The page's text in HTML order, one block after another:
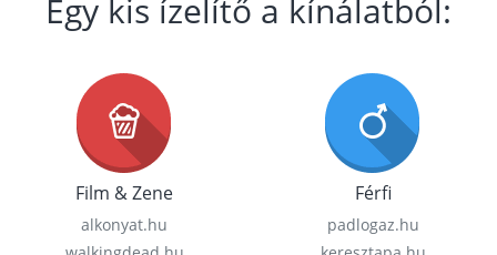
Egy kis ízelítő a kínálatból:
Film & Zene
alkonyat.hu
Férfi
padlogaz.hu